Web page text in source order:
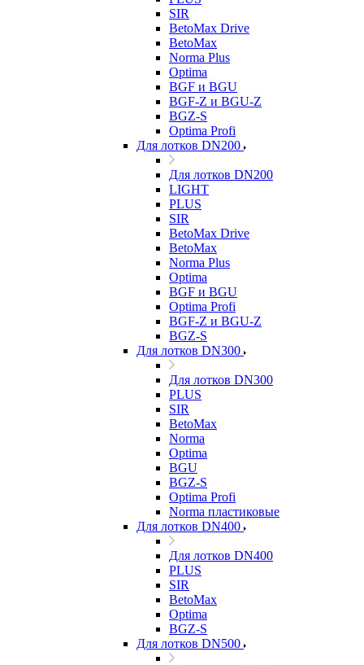
SIR
BetoMax Drive
BetoMax
Norma Plus
Optima
BGF и BGU
BGF-Z и BGU-Z
BGZ-S
Optima Profi
Для лотков DN200
Для лотков DN200
LIGHT
PLUS
SIR
BetoMax Drive
BetoMax
Norma Plus
Optima
BGF и BGU
Optima Profi
BGF-Z и BGU-Z
BGZ-S
Для лотков DN300
Для лотков DN300
PLUS
SIR
BetoMax
Norma
Optima
BGU
BGZ-S
Optima Profi
Norma пластиковые
Для лотков DN400
Для лотков DN400
PLUS
SIR
BetoMax
Optima
BGZ-S
Для лотков DN500